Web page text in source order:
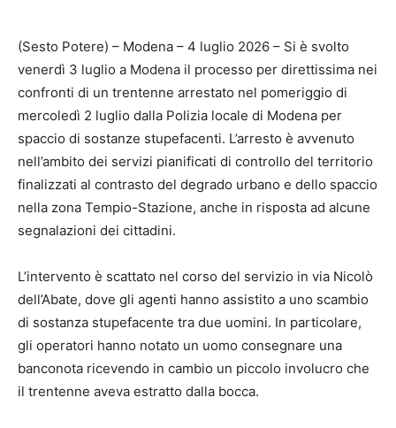
(Sesto Potere) – Modena – 4 luglio 2026 – Si è svolto
venerdì 3 luglio a Modena il processo per direttissima nei
confronti di un trentenne arrestato nel pomeriggio di
mercoledì 2 luglio dalla Polizia locale di Modena per
spaccio di sostanze stupefacenti. L’arresto è avvenuto
nell’ambito dei servizi pianificati di controllo del territorio
finalizzati al contrasto del degrado urbano e dello spaccio
nella zona Tempio-Stazione, anche in risposta ad alcune
segnalazioni dei cittadini.
L’intervento è scattato nel corso del servizio in via Nicolò
dell’Abate, dove gli agenti hanno assistito a uno scambio
di sostanza stupefacente tra due uomini. In particolare,
gli operatori hanno notato un uomo consegnare una
banconota ricevendo in cambio un piccolo involucro che
il trentenne aveva estratto dalla bocca.